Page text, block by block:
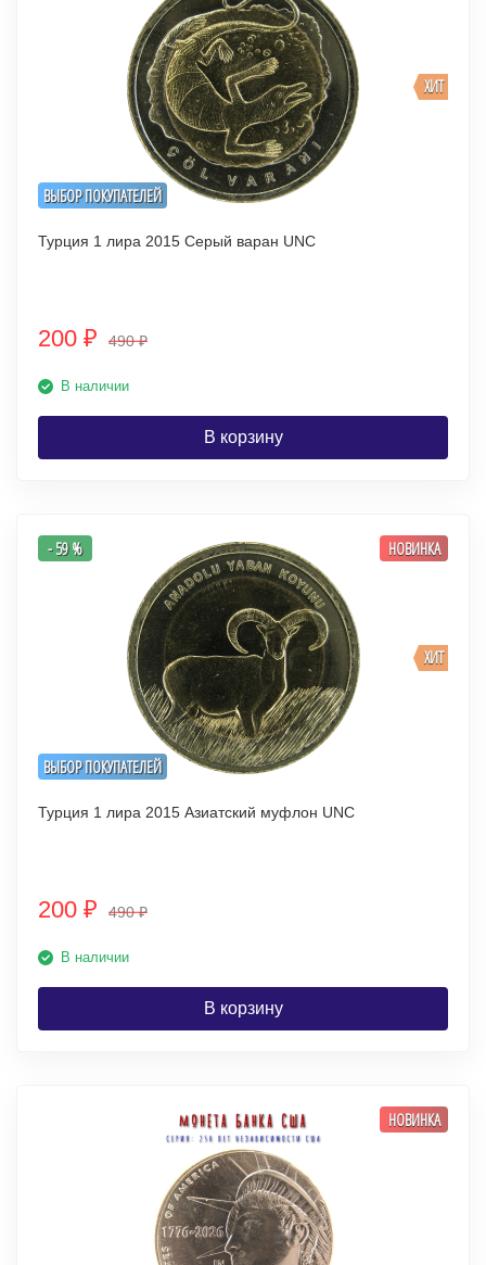
ВЫБОР ПОКУПАТЕЛЕЙ
ХИТ
Турция 1 лира 2015 Серый варан UNC
200 ₽ 490₽
В наличии
В корзину
ВЫБОР ПОКУПАТЕЛЕЙ
ХИТ
- 59 % НОВИНКА
Турция 1 лира 2015 Азиатский муфлон UNC
200 ₽ 490₽
В наличии
В корзину
НОВИНКА